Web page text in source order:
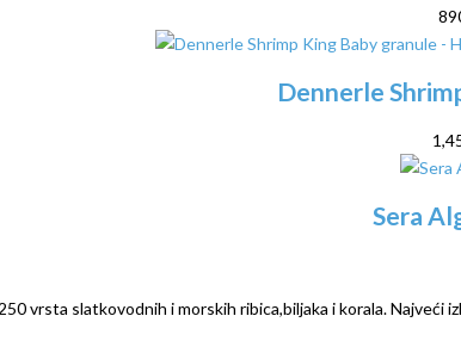
Dennerle
Sera
vrsta slatkovodnih i morskih ribica,biljaka i korala. Najveći